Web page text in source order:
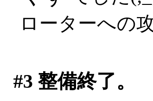
ローターへの
#3 整備終了。